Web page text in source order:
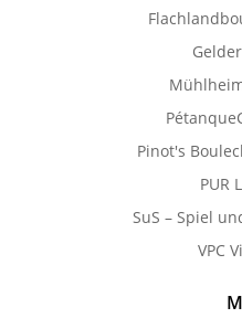
Pinot's
PUR
SuS – Spiel
VPC